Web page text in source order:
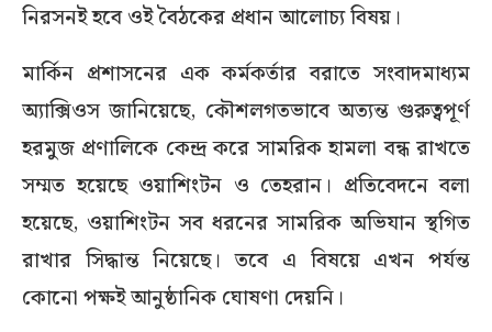
নিরসনই হবে ওই বৈঠকের প্রধান আলোচ্য বিষয়।
মার্কিন প্রশাসনের এক কর্মকর্তার বরাতে সংবাদমাধ্যম
অ্যাক্সিওস জানিয়েছে, কৌশলগতভাবে অত্যন্ত গুরুত্বপূর্ণ
হরমুজ প্রণালিকে কেন্দ্র করে সামরিক হামলা বন্ধ রাখতে
সম্মত হয়েছে ওয়াশিংটন ও তেহরান। প্রতিবেদনে বলা
হয়েছে, ওয়াশিংটন সব ধরনের সামরিক অভিযান স্থগিত
রাখার সিদ্ধান্ত নিয়েছে। তবে এ বিষয়ে এখন পর্যন্ত
কোনো পক্ষই আনুষ্ঠানিক ঘোষণা দেয়নি।